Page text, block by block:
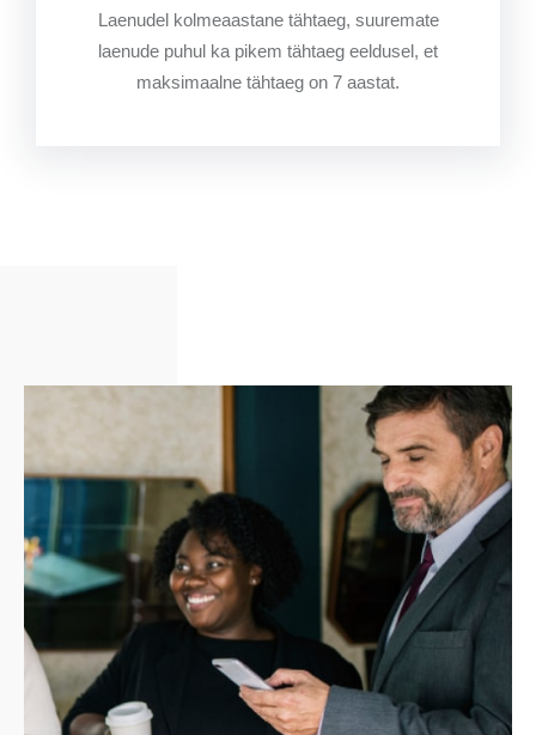
Laenudel kolmeaastane tähtaeg, suuremate
laenude puhul ka pikem tähtaeg eeldusel, et
maksimaalne tähtaeg on 7 aastat.